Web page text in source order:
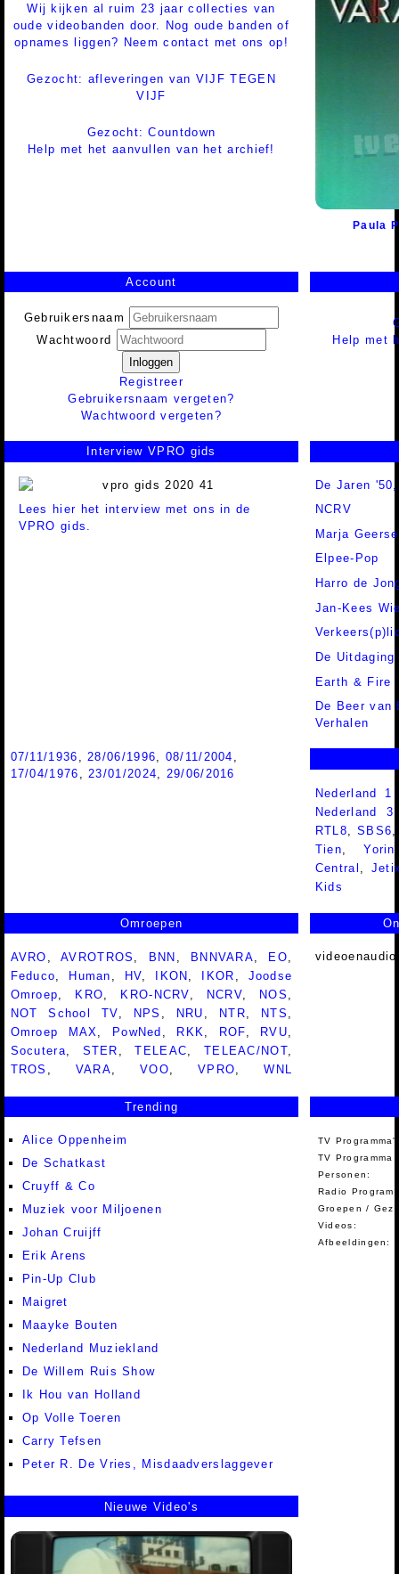
Wij kijken al ruim 23 jaar collecties van
oude videobanden door. Nog oude banden of
opnames liggen? Neem contact met ons op!
Gezocht: afleveringen van VIJF TEGEN
VIJF
Gezocht: Countdown
Help met het aanvullen van het archief!
Paula
Account
Gebruikersnaam
Wachtwoord
Inloggen
Registreer
Gebruikersnaam vergeten?
Wachtwoord vergeten?
Help met
Interview VPRO gids
Lees hier het interview met ons in de
VPRO gids.
De Jaren
NCRV
Marja Geerse
Elpee-Pop
Harro de
Jan-Kees
De Uitdaging
Earth & Fire
De Beer van
Verhalen
07/11/1936 ,28/06/1996, 08/11/2004 ,
17/04/1976 ,23/01/2024, 29/06/2016
Nederland
Nederland
RTL8 ,SBS6
Tien ,Yorin
Central
Kids
Omroepen
AVRO ,AVROTROS , BNN , BNNVARA, EO,
Feduco, Human , HV, IKON , IKOR , Joodse
Omroep, KRO, KRO-NCRV, NCRV, NOS ,
NOT School TV, NPS , NRU , NTR, NTS ,
Omroep MAX, PowNed , RKK, ROF, RVU,
Socutera, STER ,TELEAC, TELEAC/NOT,
TROS , VARA,VOO,VPRO,WNL
Trending
Alice Oppenheim
De Schatkast
Cruyff & Co
Muziek voor Miljoenen
Johan Cruijff
Erik Arens
Pin-Up Club
Maigret
Maayke Bouten
Nederland Muziekland
De Willem Ruis Show
Ik Hou van Holland
Op Volle Toeren
Carry Tefsen
Peter R. De Vries, Misdaadverslaggever
TV
TV Programma
Personen:
Radio
Groepen /
Videos:
Afbeeldingen:
Nieuwe Video's